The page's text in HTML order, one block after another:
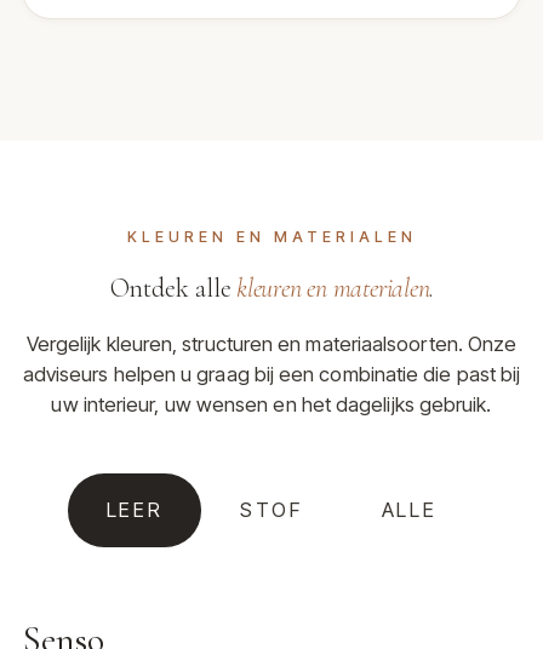
KLEUREN EN MATERIALEN
Ontdek alle kleuren en materialen.
Vergelijk kleuren, structuren en materiaalsoorten. Onze
adviseurs helpen u graag bij een combinatie die past bij
uw interieur, uw wensen en het dagelijks gebruik.
LEER STOF ALLE
Senso